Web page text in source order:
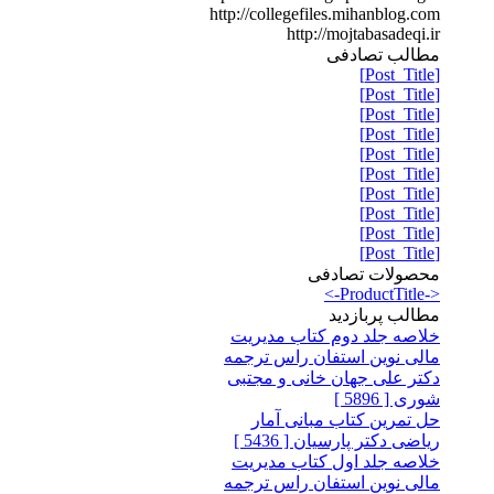
http://collegefiles.mihanblog.com
http://mojtabasadeqi.ir
مطالب تصادفی
[Post_Title]
[Post_Title]
[Post_Title]
[Post_Title]
[Post_Title]
[Post_Title]
[Post_Title]
[Post_Title]
[Post_Title]
[Post_Title]
محصولات تصادفی
<-ProductTitle->
مطالب پربازدید
خلاصه جلد دوم کتاب مدیریت
مالی نوین استفان راس ترجمه
دکتر علی جهان خانی و مجتبی
شوری [ 5896 ]
حل تمرین کتاب مبانی آمار
ریاضی دکتر پارسیان [ 5436 ]
خلاصه جلد اول کتاب مدیریت
مالی نوین استفان راس ترجمه